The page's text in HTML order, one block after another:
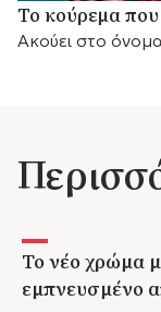
Το κούρεμα
Ακούει στο
Το νέο χρώμα
εμπνευσμένο